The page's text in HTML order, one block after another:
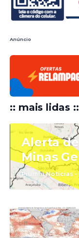
Anúncio
:: mais lidas ::
Alerta
Minas
Piumhi Notícias -